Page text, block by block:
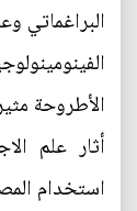
البراغماتي
الأطروحة
أثار علم
استخدام